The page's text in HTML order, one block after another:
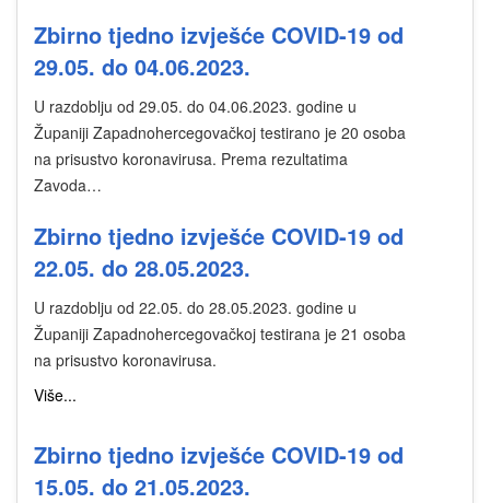
Zbirno tjedno izvješće COVID-19 od
29.05. do 04.06.2023.
U razdoblju od 29.05. do 04.06.2023. godine u
Županiji Zapadnohercegovačkoj testirano je 20 osoba
na prisustvo koronavirusa. Prema rezultatima
Zavoda…
Zbirno tjedno izvješće COVID-19 od
22.05. do 28.05.2023.
U razdoblju od 22.05. do 28.05.2023. godine u
Županiji Zapadnohercegovačkoj testirana je 21 osoba
na prisustvo koronavirusa.
Više...
Zbirno tjedno izvješće COVID-19 od
15.05. do 21.05.2023.